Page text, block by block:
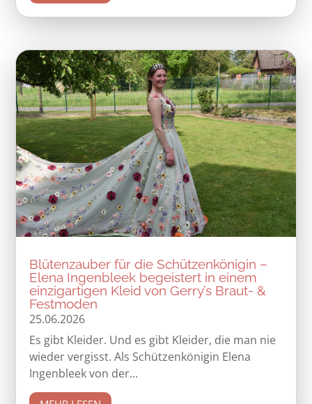
Blütenzauber für die Schützenkönigin –
Elena Ingenbleek begeistert in einem
einzigartigen Kleid von Gerry’s Braut- &
Festmoden
25.06.2026
Es gibt Kleider. Und es gibt Kleider, die man nie
wieder vergisst. Als Schützenkönigin Elena
Ingenbleek von der...